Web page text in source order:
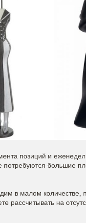
позиций и
потребуются большие
в малом количестве,
рассчитывать на